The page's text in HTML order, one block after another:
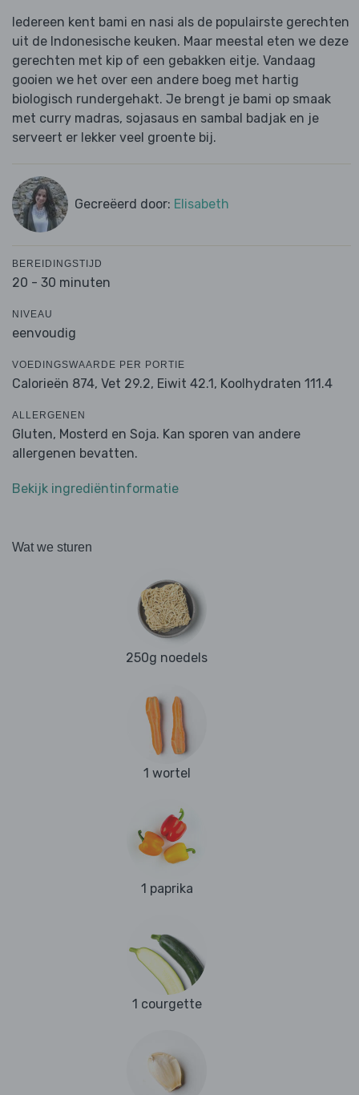
Iedereen kent bami en nasi als de populairste gerechten
uit de Indonesische keuken. Maar meestal eten we deze
gerechten met kip of een gebakken eitje. Vandaag
gooien we het over een andere boeg met hartig
biologisch rundergehakt. Je brengt je bami op smaak
met curry madras, sojasaus en sambal badjak en je
serveert er lekker veel groente bij.
Gecreëerd door: Elisabeth
BEREIDINGSTIJD
20 - 30 minuten
NIVEAU
eenvoudig
VOEDINGSWAARDE PER PORTIE
Calorieën 874, Vet 29.2, Eiwit 42.1, Koolhydraten 111.4
ALLERGENEN
Gluten, Mosterd en Soja. Kan sporen van andere
allergenen bevatten.
Bekijk ingrediëntinformatie
Wat we sturen
250g noedels
1 wortel
1 paprika
1 courgette